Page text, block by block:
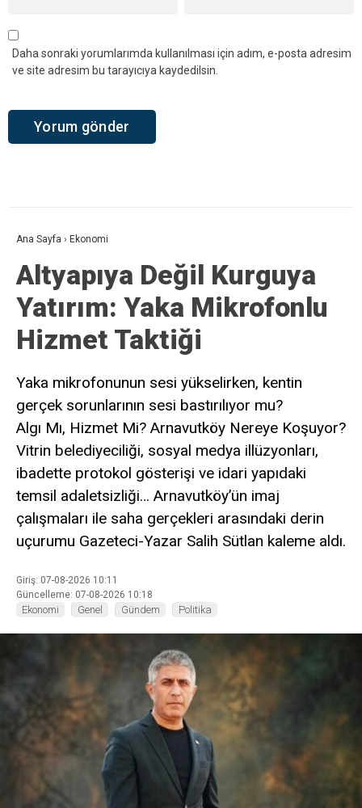
Daha sonraki yorumlarımda kullanılması için adım, e-posta adresim
ve site adresim bu tarayıcıya kaydedilsin.
Ana Sayfa › Ekonomi
Altyapıya Değil Kurguya
Yatırım: Yaka Mikrofonlu
Hizmet Taktiği
Yaka mikrofonunun sesi yükselirken, kentin
gerçek sorunlarının sesi bastırılıyor mu?
Algı Mı, Hizmet Mi? Arnavutköy Nereye Koşuyor?
Vitrin belediyeciliği, sosyal medya illüzyonları,
ibadette protokol gösterişi ve idari yapıdaki
temsil adaletsizliği… Arnavutköy’ün imaj
çalışmaları ile saha gerçekleri arasındaki derin
uçurumu Gazeteci-Yazar Salih Sütlan kaleme aldı.
Giriş: 07-08-2026 10:11
Güncelleme: 07-08-2026 10:18
Ekonomi Genel Gündem Politika